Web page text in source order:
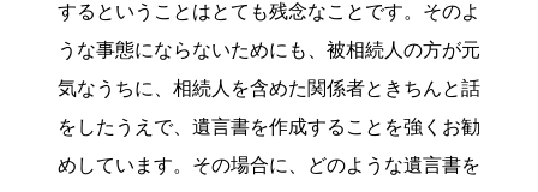
するということはとても残念なことです。そのよ
うな事態にならないためにも、被相続人の方が元
気なうちに、相続人を含めた関係者ときちんと話
をしたうえで、遺言書を作成することを強くお勧
めしています。その場合に、どのような遺言書を